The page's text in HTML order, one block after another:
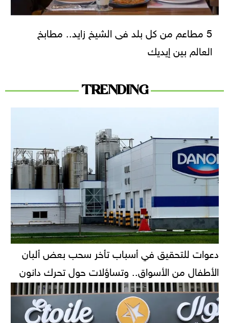
5 مطاعم من كل بلد فى الشيخ زايد.. مطابخ
العالم بين إيديك
TRENDING
دعوات للتحقيق في أسباب تأخر سحب بعض ألبان
الأطفال من الأسواق.. وتساؤلات حول تحرك دانون